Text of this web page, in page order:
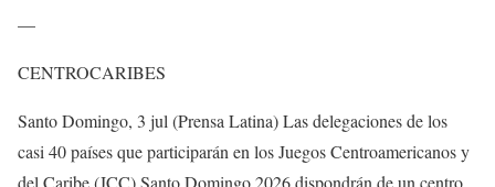
—
CENTROCARIBES
Santo Domingo, 3 jul (Prensa Latina) Las delegaciones de los
casi 40 países que participarán en los Juegos Centroamericanos y
del Caribe (JCC) Santo Domingo 2026 dispondrán de un centro